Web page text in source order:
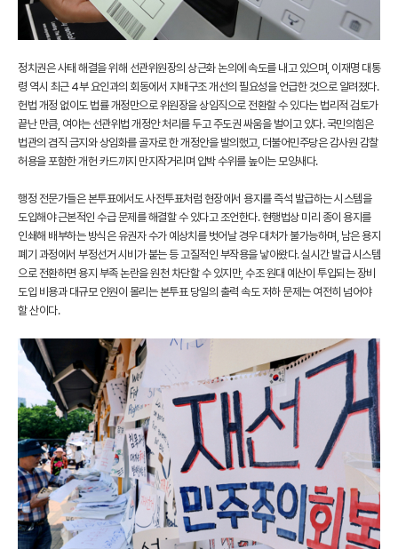
정치권은 사태 해결을 위해 선관위원장의 상근화 논의에 속도를 내고 있으며, 이재명 대통
령 역시 최근 4부 요인과의 회동에서 지배구조 개선의 필요성을 언급한 것으로 알려졌다.
헌법 개정 없이도 법률 개정만으로 위원장을 상임직으로 전환할 수 있다는 법리적 검토가
끝난 만큼, 여야는 선관위법 개정안 처리를 두고 주도권 싸움을 벌이고 있다. 국민의힘은
법관의 겸직 금지와 상임화를 골자로 한 개정안을 발의했고, 더불어민주당은 감사원 감찰
허용을 포함한 개헌 카드까지 만지작거리며 압박 수위를 높이는 모양새다.
행정 전문가들은 본투표에서도 사전투표처럼 현장에서 용지를 즉석 발급하는 시스템을
도입해야 근본적인 수급 문제를 해결할 수 있다고 조언한다. 현행법상 미리 종이 용지를
인쇄해 배부하는 방식은 유권자 수가 예상치를 벗어날 경우 대처가 불가능하며, 남은 용지
폐기 과정에서 부정선거 시비가 붙는 등 고질적인 부작용을 낳아왔다. 실시간 발급 시스템
으로 전환하면 용지 부족 논란을 원천 차단할 수 있지만, 수조 원대 예산이 투입되는 장비
도입 비용과 대규모 인원이 몰리는 본투표 당일의 출력 속도 저하 문제는 여전히 넘어야
할 산이다.